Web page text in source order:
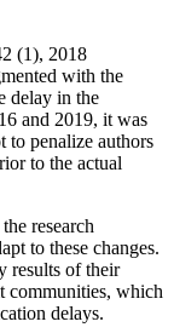
(1), 2018
with the
delay in the
and 2019, it was
to penalize authors
to the actual
research
to these changes.
results of their
communities, which
delays.